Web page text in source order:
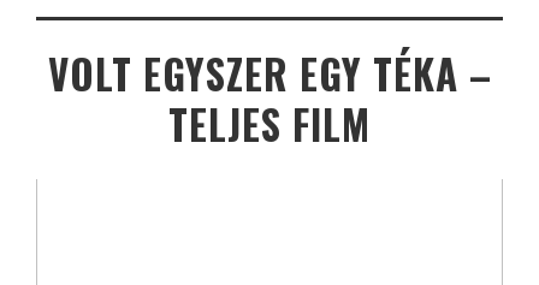
VOLT EGYSZER EGY TÉKA –
TELJES FILM